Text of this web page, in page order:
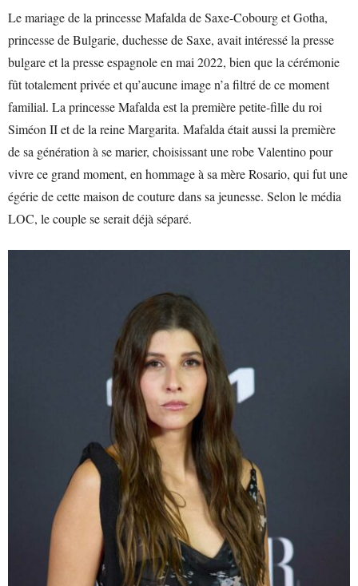
Le mariage de la princesse Mafalda de Saxe-Cobourg et Gotha,
princesse de Bulgarie, duchesse de Saxe, avait intéressé la presse
bulgare et la presse espagnole en mai 2022, bien que la cérémonie
fût totalement privée et qu’aucune image n’a filtré de ce moment
familial. La princesse Mafalda est la première petite-fille du roi
Siméon II et de la reine Margarita. Mafalda était aussi la première
de sa génération à se marier, choisissant une robe Valentino pour
vivre ce grand moment, en hommage à sa mère Rosario, qui fut une
égérie de cette maison de couture dans sa jeunesse. Selon le média
LOC, le couple se serait déjà séparé.